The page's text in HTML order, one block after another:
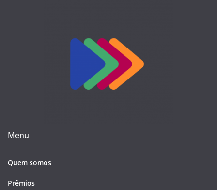
Menu
Quem somos
Prêmios